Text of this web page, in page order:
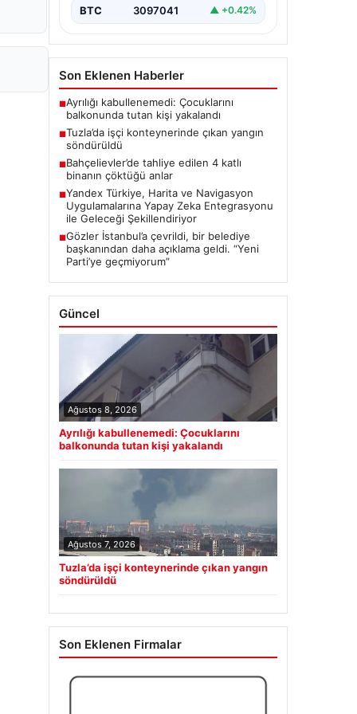
BTC 3097041 ▲ +0.42%
Son Eklenen Haberler
■Ayrılığı kabullenemedi: Çocuklarını
balkonunda tutan kişi yakalandı
■Tuzla’da işçi konteynerinde çıkan yangın
söndürüldü
■Bahçelievler’de tahliye edilen 4 katlı
binanın çöktüğü anlar
■Yandex Türkiye, Harita ve Navigasyon
Uygulamalarına Yapay Zeka Entegrasyonu
ile Geleceği Şekillendiriyor
■Gözler İstanbul’a çevrildi, bir belediye
başkanından daha açıklama geldi. “Yeni
Parti’ye geçmiyorum”
Güncel
Ağustos 8, 2026
Ayrılığı kabullenemedi: Çocuklarını
balkonunda tutan kişi yakalandı
Ağustos 7, 2026
Tuzla’da işçi konteynerinde çıkan yangın
söndürüldü
Son Eklenen Firmalar